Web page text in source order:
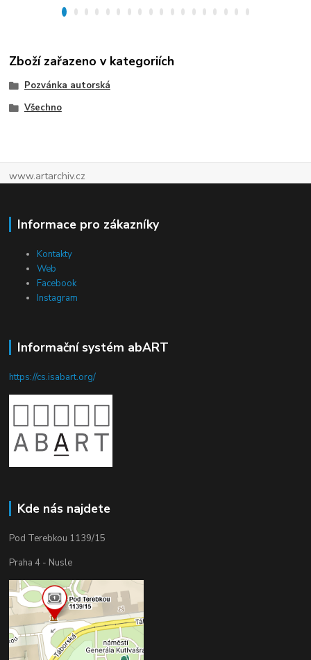
Zboží zařazeno v kategoriích
Pozvánka autorská
Všechno
www.artarchiv.cz
Informace pro zákazníky
Kontakty
Web
Facebook
Instagram
Informační systém abART
https://cs.isabart.org/
Kde nás najdete
Pod Terebkou 1139/15
Praha 4 - Nusle